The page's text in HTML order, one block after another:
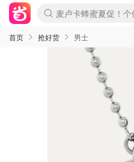
Prada/Miu 4.8折！
啥？必胜客披萨5折！
首页 抢好货 男士